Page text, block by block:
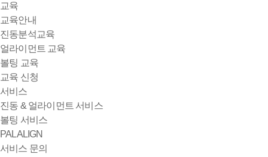
교육
교육안내
진동분석교육
얼라이먼트 교육
볼팅 교육
교육 신청
서비스
진동 & 얼라이먼트 서비스
볼팅 서비스
PALALIGN
서비스 문의